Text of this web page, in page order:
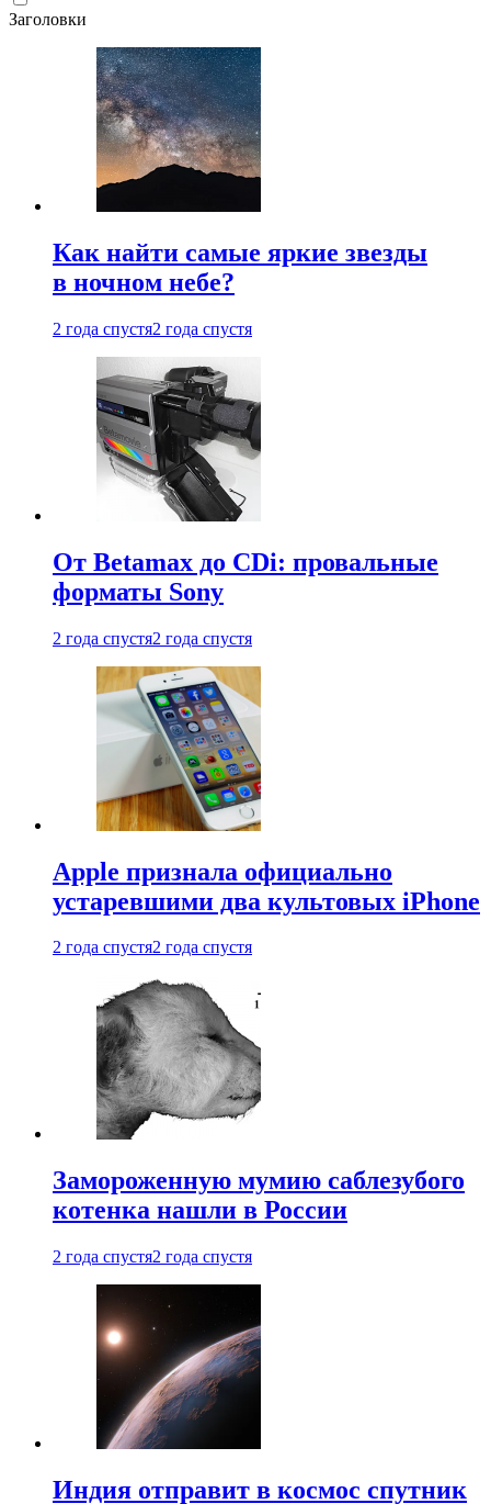
Заголовки
Как найти самые яркие звезды
в ночном небе?
2 года спустя2 года спустя
От Betamax до CDi: провальные
форматы Sony
2 года спустя2 года спустя
Apple признала официально
устаревшими два культовых iPhone
2 года спустя2 года спустя
Замороженную мумию саблезубого
котенка нашли в России
2 года спустя2 года спустя
Индия отправит в космос спутник